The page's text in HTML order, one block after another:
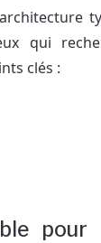
qui
clés :